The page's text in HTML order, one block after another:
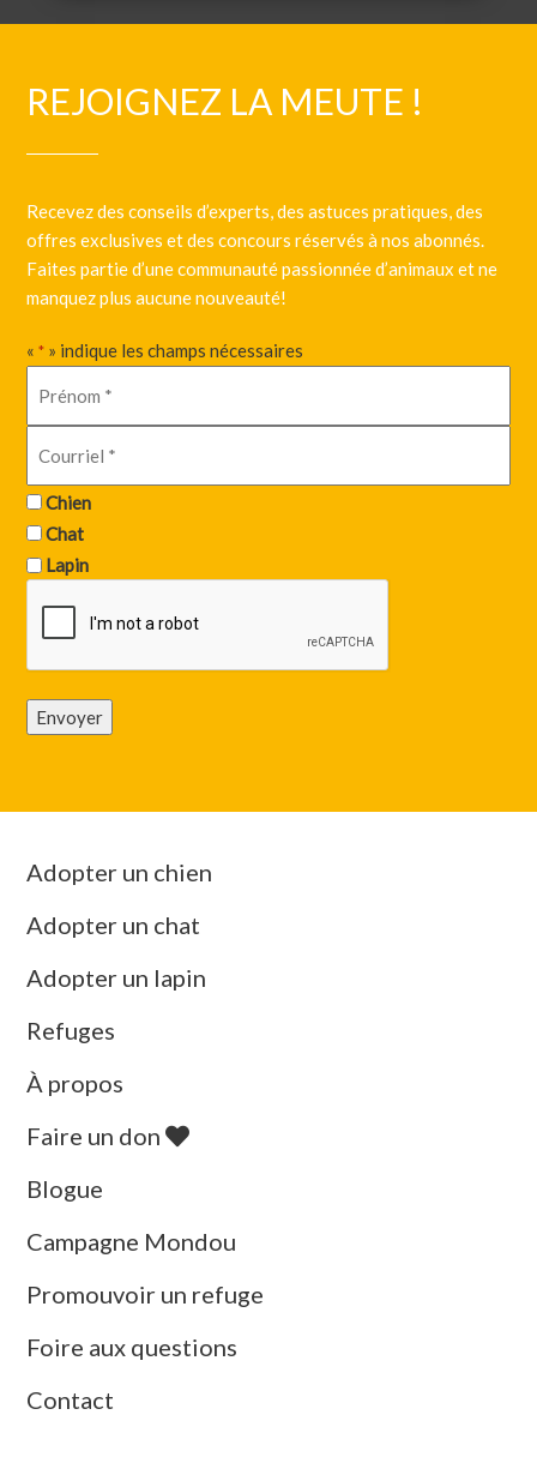
REJOIGNEZ LA MEUTE !
Recevez des conseils d’experts, des astuces pratiques, des
offres exclusives et des concours réservés à nos abonnés.
Faites partie d’une communauté passionnée d’animaux et ne
manquez plus aucune nouveauté!
«* » indique les champs nécessaires
Chien
Chat
Lapin
Envoyer
Adopter un chien
Adopter un chat
Adopter un lapin
Refuges
À propos
Faire un don
Blogue
Campagne Mondou
Promouvoir un refuge
Foire aux questions
Contact